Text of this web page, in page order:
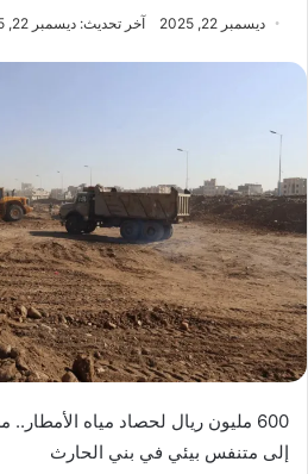
ديسمبر 22, 2025 آخر تحديث: ديسمبر 22, 2025
600 مليون ريال لحصاد مياه
إلى متنفس بيئي في بني الحارث